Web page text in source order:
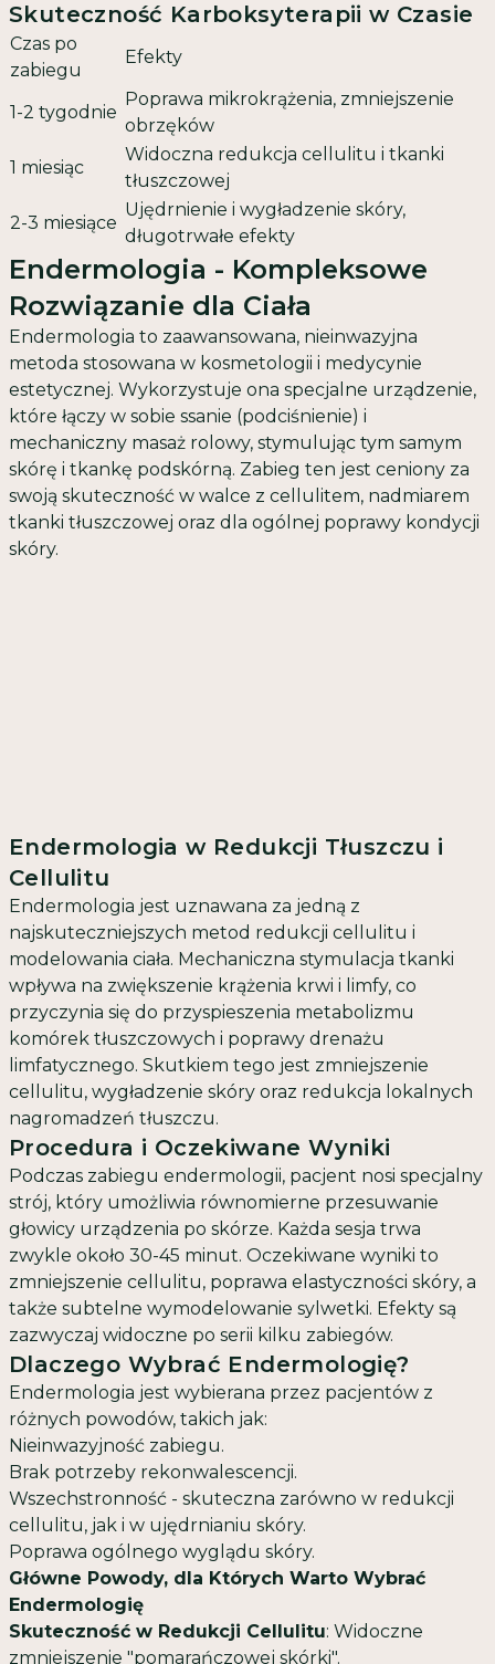
Skuteczność Karboksyterapii w Czasie
Czas po
zabiegu
Efekty
1-2 tygodnie
Poprawa mikrokrążenia, zmniejszenie
obrzęków
1 miesiąc
Widoczna redukcja cellulitu i tkanki
tłuszczowej
2-3 miesiące
Ujędrnienie i wygładzenie skóry,
długotrwałe efekty
Endermologia - Kompleksowe
Rozwiązanie dla Ciała
Endermologia to zaawansowana, nieinwazyjna
metoda stosowana w kosmetologii i medycynie
estetycznej. Wykorzystuje ona specjalne urządzenie,
które łączy w sobie ssanie (podciśnienie) i
mechaniczny masaż rolowy, stymulując tym samym
skórę i tkankę podskórną. Zabieg ten jest ceniony za
swoją skuteczność w walce z cellulitem, nadmiarem
tkanki tłuszczowej oraz dla ogólnej poprawy kondycji
skóry.
Endermologia w Redukcji Tłuszczu i
Cellulitu
Endermologia jest uznawana za jedną z
najskuteczniejszych metod redukcji cellulitu i
modelowania ciała. Mechaniczna stymulacja tkanki
wpływa na zwiększenie krążenia krwi i limfy, co
przyczynia się do przyspieszenia metabolizmu
komórek tłuszczowych i poprawy drenażu
limfatycznego. Skutkiem tego jest zmniejszenie
cellulitu, wygładzenie skóry oraz redukcja lokalnych
nagromadzeń tłuszczu.
Procedura i Oczekiwane Wyniki
Podczas zabiegu endermologii, pacjent nosi specjalny
strój, który umożliwia równomierne przesuwanie
głowicy urządzenia po skórze. Każda sesja trwa
zwykle około 30-45 minut. Oczekiwane wyniki to
zmniejszenie cellulitu, poprawa elastyczności skóry, a
także subtelne wymodelowanie sylwetki. Efekty są
zazwyczaj widoczne po serii kilku zabiegów.
Dlaczego Wybrać Endermologię?
Endermologia jest wybierana przez pacjentów z
różnych powodów, takich jak:
Nieinwazyjność zabiegu.
Brak potrzeby rekonwalescencji.
Wszechstronność - skuteczna zarówno w redukcji
cellulitu, jak i w ujędrnianiu skóry.
Poprawa ogólnego wyglądu skóry.
Główne Powody, dla Których Warto Wybrać
Endermologię
Skuteczność w Redukcji Cellulitu: Widoczne
zmniejszenie "pomarańczowej skórki".